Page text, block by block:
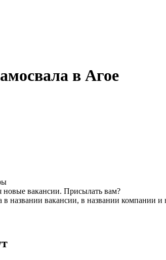
в Агое
новые вакансии. Присылать вам?
в названии вакансии, в названии компании и